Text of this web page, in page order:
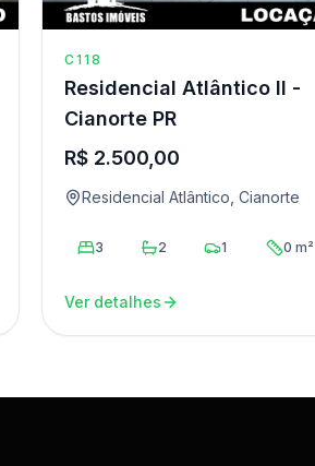
C118
Residencial Atlântico II -
Cianorte PR
R$ 2.500,00
Residencial Atlântico, Cianorte
3 2 1 0 m²
Ver detalhes